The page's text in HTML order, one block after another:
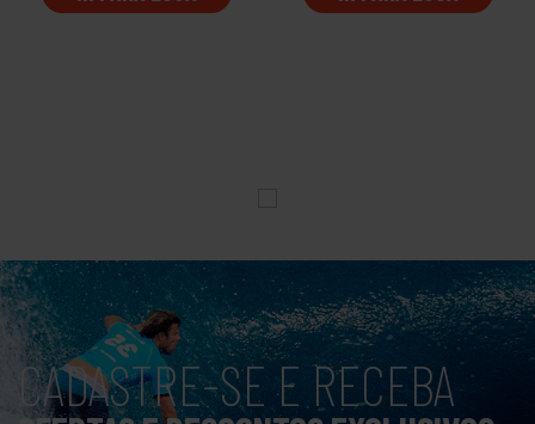
CADASTRE-SE E RECEBA